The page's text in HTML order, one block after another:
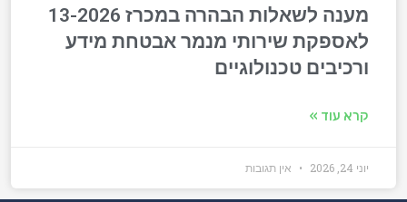
מענה לשאלות הבהרה במכרז 13-2026
לאספקת שירותי מנמר אבטחת מידע
ורכיבים טכנולוגיים
קרא עוד »
יוני 24, 2026 אין תגובות